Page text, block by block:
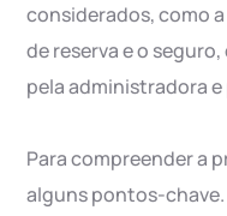
considerados, como
de reserva e o
pela administradora
Para compreender a
alguns pontos-